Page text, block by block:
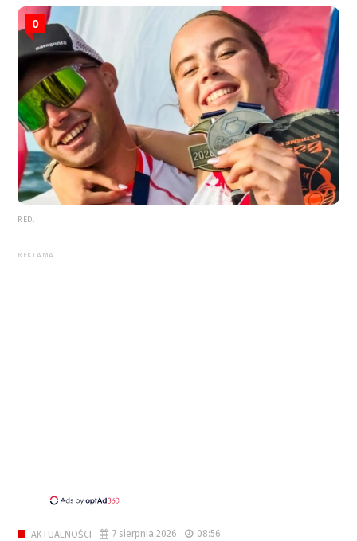
0
RED.
REKLAMA
AKTUALNOŚCI 7 sierpnia 2026 08:56